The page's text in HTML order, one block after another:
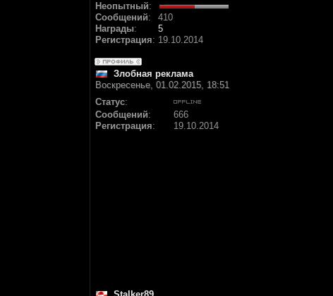
Неопытный:
Сообщений:
410
Награды:
5
Регистрация: 19.10.2014
Злобная реклама
Воскресенье, 01.02.2015, 18:51
Статус:
Сообщений:
666
Регистрация: 19.10.2014